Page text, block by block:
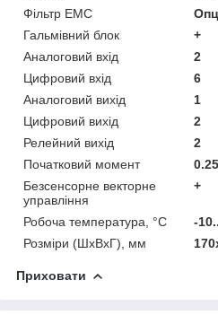
Фільтр ЕМС
Гальмівний блок
+
Аналоговий вхід
2
Цифровий вхід
6
Аналоговий вихід
1
Цифровий вихід
2
Релейний вихід
2
Початковий момент
Безсенсорне векторне
управління
+
Робоча температура, °С
-
Розміри (ШхВхГ), мм
Приховати